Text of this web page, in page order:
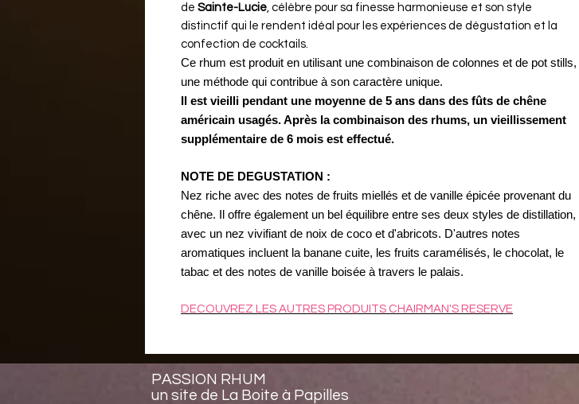
de Sainte-Lucie , célèbre pour sa finesse harmonieuse et son style
distinctif qui le rendent idéal pour les expériences de dégustation et la
confection de cocktails.
Ce rhum est produit en utilisant une combinaison de colonnes et de pot stills,
une méthode qui contribue à son caractère unique​.
Il est vieilli pendant une moyenne de 5 ans dans des fûts de chêne
américain usagés. Après la combinaison des rhums, un vieillissement
supplémentaire de 6 mois est effectué​​.
NOTE DE DEGUSTATION :
Nez riche avec des notes de fruits miellés et de vanille épicée provenant du
chêne. Il offre également un bel équilibre entre ses deux styles de distillation,
avec un nez vivifiant de noix de coco et d'abricots​​. D'autres notes
aromatiques incluent la banane cuite, les fruits caramélisés, le chocolat, le
tabac et des notes de vanille boisée à travers le palais​.
DECOUVREZ LES AUTRES PRODUITS C HAIRMAN'S RESERVE
PASSION RHUM
un site de La Boite à Papilles